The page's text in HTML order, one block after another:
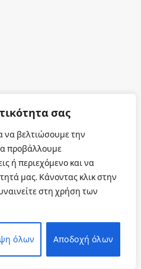
σας
να βελτιώσουμε την
προβάλλουμε
ή περιεχόμενο και να
μας. Κάνοντας κλικ στην
στη χρήση των
όλων Αποδοχή όλων